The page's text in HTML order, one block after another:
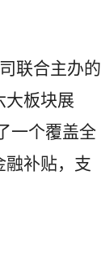
联合主办的
大板块展
一个覆盖全
融补贴，支